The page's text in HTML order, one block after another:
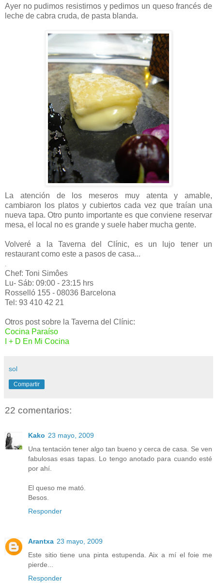
Ayer no pudimos resistirnos y pedimos un queso francés de
leche de cabra cruda, de pasta blanda.
La atención de los meseros muy atenta y amable,
cambiaron los platos y cubiertos cada vez que traían una
nueva tapa. Otro punto importante es que conviene reservar
mesa, el local no es grande y suele haber mucha gente.
Volveré a la Taverna del Clínic, es un lujo tener un
restaurant como este a pasos de casa...
Chef: Toni Simôes
Lu- Sáb: 09:00 - 23:15 hrs
Rosselló 155 - 08036 Barcelona
Tel: 93 410 42 21
Otros post sobre la Taverna del Clínic:
Cocina Paraíso
I + D En Mi Cocina
sol
Compartir
22 comentarios:
Kako 23 mayo, 2009
Una tentación tener algo tan bueno y cerca de casa. Se ven
fabulosas esas tapas. Lo tengo anotado para cuando esté
por ahí.
El queso me mató.
Besos.
Responder
Arantxa 23 mayo, 2009
Este sitio tiene una pinta estupenda. Aix a mí el foie me
pierde...
Responder